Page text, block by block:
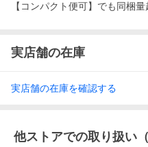
【コンパクト便可】でも同梱
実店舗の在庫
実店舗の在庫を確認する
他ストアでの取り扱い